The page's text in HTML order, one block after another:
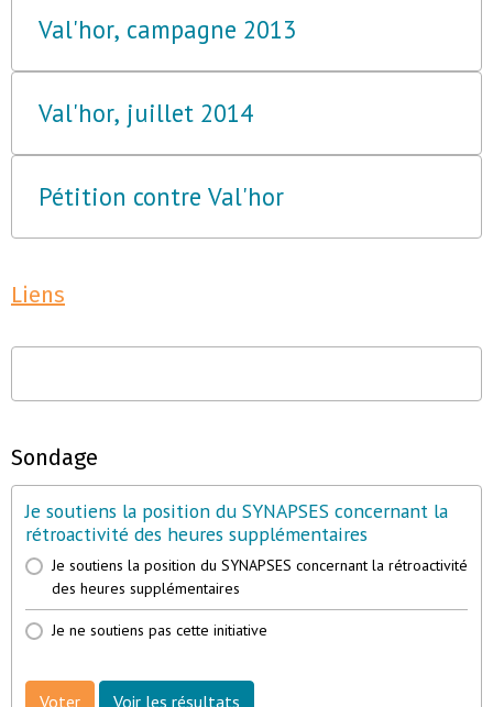
Val'hor, campagne 2013
Val'hor, juillet 2014
Pétition contre Val'hor
Liens
Sondage
Je soutiens la position du SYNAPSES concernant la
rétroactivité des heures supplémentaires
Je soutiens la position du SYNAPSES concernant la rétroactivité
des heures supplémentaires
Je ne soutiens pas cette initiative
Voter Voir les résultats